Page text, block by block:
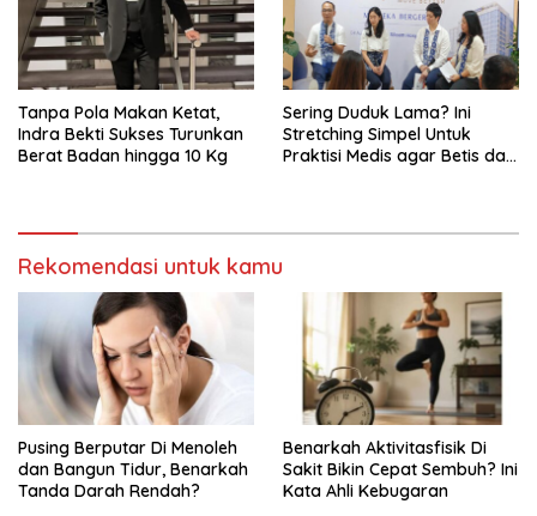
Tanpa Pola Makan Ketat,
Indra Bekti Sukses Turunkan
Berat Badan hingga 10 Kg
Sering Duduk Lama? Ini
Stretching Simpel Untuk
Praktisi Medis agar Betis dan
Rekomendasi untuk kamu
Pusing Berputar Di Menoleh
dan Bangun Tidur, Benarkah
Tanda Darah Rendah?
Benarkah Aktivitasfisik Di
Sakit Bikin Cepat Sembuh? Ini
Kata Ahli Kebugaran